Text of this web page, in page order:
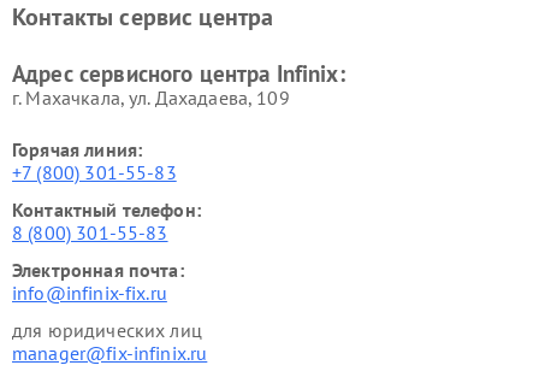
Контакты сервис центра
Адрес сервисного центра Infinix:
г. Махачкала, ул. Дахадаева, 109
Горячая линия:
+7 (800) 301-55-83
Контактный телефон:
8 (800) 301-55-83
Электронная почта:
info@infinix-fix.ru
для юридических лиц
manager@fix-infinix.ru